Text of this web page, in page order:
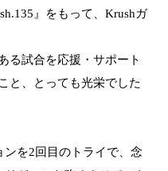
』をもって、Krushガ
る試合を応援・サポート
と、とっても光栄でした
を2回目のトライで、念